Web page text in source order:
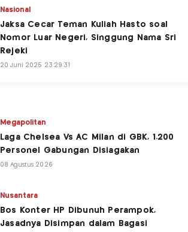
Nasional
Jaksa Cecar Teman Kuliah Hasto soal
Nomor Luar Negeri, Singgung Nama Sri
Rejeki
20 Juni 2025 23:29:31
Megapolitan
Laga Chelsea Vs AC Milan di GBK, 1.200
Personel Gabungan Disiagakan
08 Agustus 2026
Nusantara
Bos Konter HP Dibunuh Perampok,
Jasadnya Disimpan dalam Bagasi